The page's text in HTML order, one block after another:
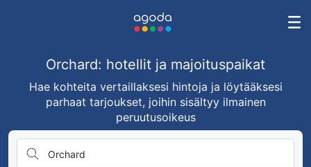
Orchard: hotellit ja majoituspaikat
Hae kohteita vertaillaksesi hintoja ja löytääksesi
parhaat tarjoukset, joihin sisältyy ilmainen
peruutusoikeus
Orchard